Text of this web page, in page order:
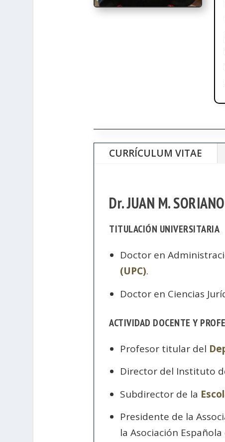
CURRÍCULUM VITAE
Dr. JUAN M.
TITULACIÓN UNIVERSITARIA
Doctor en
(UPC).
Doctor en Ciencias
ACTIVIDAD DOCENTE Y
Profesor titular del
Director del Instituto
Subdirector de la
Presidente de la
la Asociación